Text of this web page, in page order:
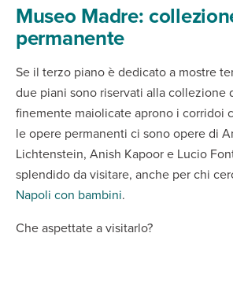
Museo Madre:
permanente
Se il terzo piano è dedicato a mostre
due piani sono riservati alla collezione
finemente maiolicate aprono i corridoi
le opere permanenti ci sono opere di
Lichtenstein, Anish Kapoor e Lucio
splendido da visitare, anche per chi
Napoli con bambini.
Che aspettate a visitarlo?